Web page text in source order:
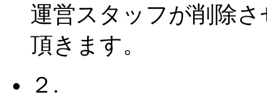
運営スタッフが削除さ
頂きます。
２.